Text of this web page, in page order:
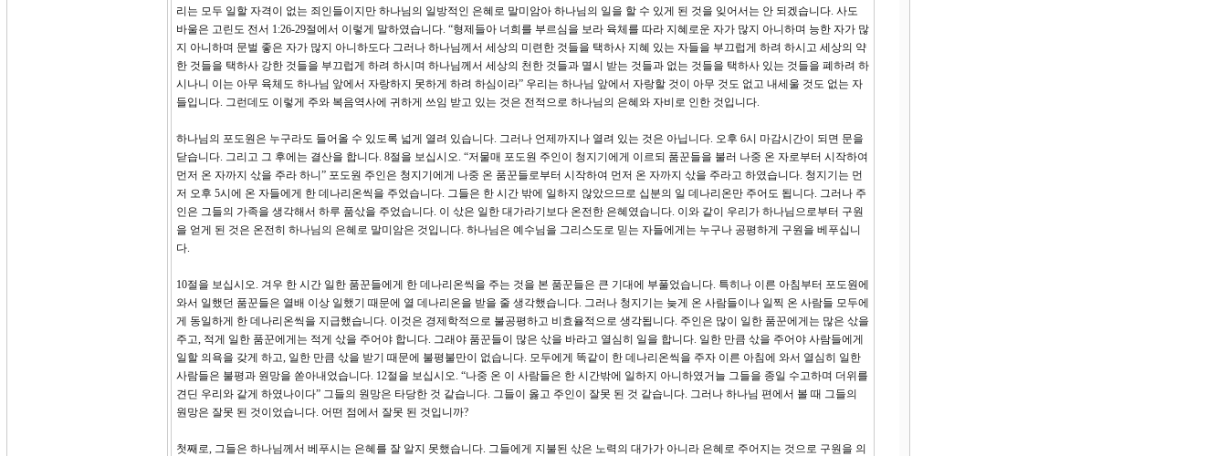
리는 모두 일할 자격이 없는 죄인들이지만 하나님의 일방적인 은혜로 말미암아 하나님의 일을 할 수 있게 된 것을 잊어서는 안 되겠습니다. 사도
바울은 고린도 전서 1:26-29절에서 이렇게 말하였습니다. “형제들아 너희를 부르심을 보라 육체를 따라 지혜로운 자가 많지 아니하며 능한 자가 많
지 아니하며 문벌 좋은 자가 많지 아니하도다 그러나 하나님께서 세상의 미련한 것들을 택하사 지혜 있는 자들을 부끄럽게 하려 하시고 세상의 약
한 것들을 택하사 강한 것들을 부끄럽게 하려 하시며 하나님께서 세상의 천한 것들과 멸시 받는 것들과 없는 것들을 택하사 있는 것들을 폐하려 하
시나니 이는 아무 육체도 하나님 앞에서 자랑하지 못하게 하려 하심이라” 우리는 하나님 앞에서 자랑할 것이 아무 것도 없고 내세울 것도 없는 자
들입니다. 그런데도 이렇게 주와 복음역사에 귀하게 쓰임 받고 있는 것은 전적으로 하나님의 은혜와 자비로 인한 것입니다.
하나님의 포도원은 누구라도 들어올 수 있도록 넓게 열려 있습니다. 그러나 언제까지나 열려 있는 것은 아닙니다. 오후 6시 마감시간이 되면 문을
닫습니다. 그리고 그 후에는 결산을 합니다. 8절을 보십시오. “저물매 포도원 주인이 청지기에게 이르되 품꾼들을 불러 나중 온 자로부터 시작하여
먼저 온 자까지 삯을 주라 하니” 포도원 주인은 청지기에게 나중 온 품꾼들로부터 시작하여 먼저 온 자까지 삯을 주라고 하였습니다. 청지기는 먼
저 오후 5시에 온 자들에게 한 데나리온씩을 주었습니다. 그들은 한 시간 밖에 일하지 않았으므로 십분의 일 데나리온만 주어도 됩니다. 그러나 주
인은 그들의 가족을 생각해서 하루 품삯을 주었습니다. 이 삯은 일한 대가라기보다 온전한 은혜였습니다. 이와 같이 우리가 하나님으로부터 구원
을 얻게 된 것은 온전히 하나님의 은혜로 말미암은 것입니다. 하나님은 예수님을 그리스도로 믿는 자들에게는 누구나 공평하게 구원을 베푸십니
다.
10절을 보십시오. 겨우 한 시간 일한 품꾼들에게 한 데나리온씩을 주는 것을 본 품꾼들은 큰 기대에 부풀었습니다. 특히나 이른 아침부터 포도원에
와서 일했던 품꾼들은 열배 이상 일했기 때문에 열 데나리온을 받을 줄 생각했습니다. 그러나 청지기는 늦게 온 사람들이나 일찍 온 사람들 모두에
게 동일하게 한 데나리온씩을 지급했습니다. 이것은 경제학적으로 불공평하고 비효율적으로 생각됩니다. 주인은 많이 일한 품꾼에게는 많은 삯을
주고, 적게 일한 품꾼에게는 적게 삯을 주어야 합니다. 그래야 품꾼들이 많은 삯을 바라고 열심히 일을 합니다. 일한 만큼 삯을 주어야 사람들에게
일할 의욕을 갖게 하고, 일한 만큼 삯을 받기 때문에 불평불만이 없습니다. 모두에게 똑같이 한 데나리온씩을 주자 이른 아침에 와서 열심히 일한
사람들은 불평과 원망을 쏟아내었습니다. 12절을 보십시오. “나중 온 이 사람들은 한 시간밖에 일하지 아니하였거늘 그들을 종일 수고하며 더위를
견딘 우리와 같게 하였나이다” 그들의 원망은 타당한 것 같습니다. 그들이 옳고 주인이 잘못 된 것 같습니다. 그러나 하나님 편에서 볼 때 그들의
원망은 잘못 된 것이었습니다. 어떤 점에서 잘못 된 것입니까?
첫째로, 그들은 하나님께서 베푸시는 은혜를 잘 알지 못했습니다. 그들에게 지불된 삯은 노력의 대가가 아니라 은혜로 주어지는 것으로 구원을 의